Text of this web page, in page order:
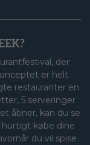
der
er helt
restauranter en
5 serveringer
åbner, kan du se
købe dine
du vil spise